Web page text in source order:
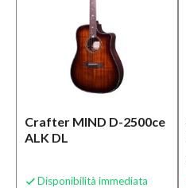
Crafter MIND D-2500ce
ALK DL
 Disponibilità immediata